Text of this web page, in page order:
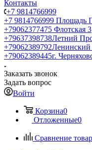
Контакты
+7 9814766999
+7 9814766999 Площадь
+79062377475 Флотская 3
+79637398738Летний
+79062389792Ленинский
+79062389445г.
Заказать звонок
Задать вопрос
Войти
Корзина0
Отложенные0
Сравнение